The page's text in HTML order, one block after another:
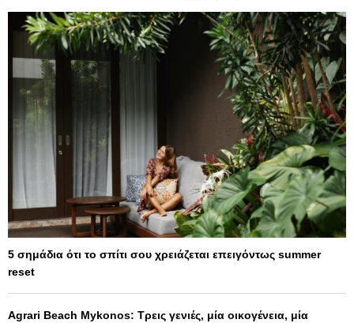
5 σημάδια ότι το σπίτι σου χρειάζεται επειγόντως summer
reset
Agrari Beach Mykonos: Τρεις γενιές, μία οικογένεια, μία